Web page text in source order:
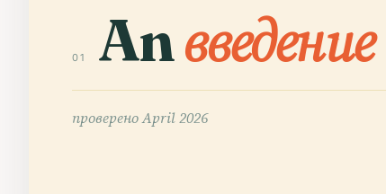
01 Anвведение
провереноApril 2026